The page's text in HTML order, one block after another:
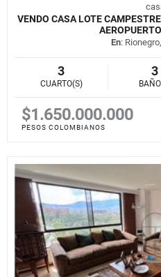
VENDO CASA LOTE
En:
3
CUARTO(S)
3
$1.650.000.000
PESOS COLOMBIANOS